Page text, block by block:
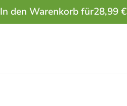
In den Warenkorb für28,99 €